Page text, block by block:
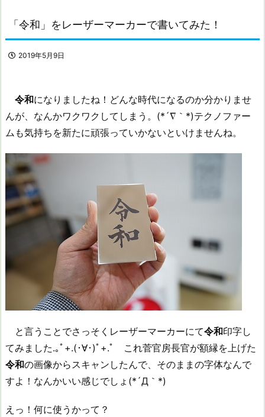
「令和」をレーザーマーカーで書いてみた！
2019年5月9日
令和になりましたね！どんな時代になるのか分かりませ
んが、なんかワクワクしてしまう。(*´∇｀*)テクノファー
ムも気持ちを新たに頑張っていかないといけませんね。
と言うことでさっそくレーザーマーカーにて令和印字し
てみました.｡ﾟ+.(･∀･)ﾟ+.ﾟ これ菅官房長官が額縁を上げた
令和の画像からスキャンしたんで、そのままの字体なんで
すよ！なんかいい感じでしょ(*´Д｀*)
えっ！何に使うかって？